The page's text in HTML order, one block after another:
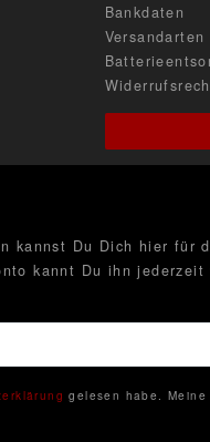
Bankdaten
kannst Du Dich hier für
kannt Du ihn jederzeit
gelesen habe. Meine